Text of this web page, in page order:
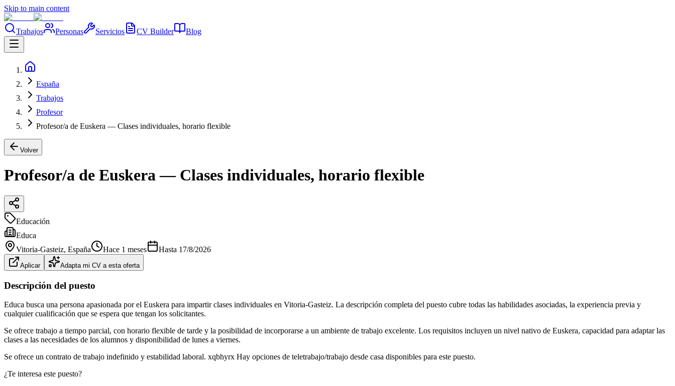
Skip to main content
Trabajos Personas Servicios CV Builder Blog
España
Trabajos
Profesor
Profesor/a de Euskera — Clases individuales, horario flexible
Volver
Profesor/a de Euskera — Clases individuales, horario flexible
Educación
Educa
Vitoria-Gasteiz, España Hace 1 meses Hasta 17/8/2026
Aplicar Adapta mi CV a esta oferta
Descripción del puesto
Educa busca una persona apasionada por el Euskera para impartir clases individuales en Vitoria-Gasteiz. La descripción completa del puesto cubre todas las habilidades asociadas, la experiencia previa y
cualquier cualificación que se espera que tengan los solicitantes.
Se ofrece trabajo a tiempo parcial, con horario flexible de tarde y la posibilidad de incorporarse a un ambiente de trabajo excelente. Los requisitos incluyen un nivel nativo de Euskera, capacidad para adaptar las
clases a las necesidades de los alumnos y disponibilidad de lunes a viernes.
Se ofrece un contrato de trabajo indefinido y estabilidad laboral. xqbhyrx Hay opciones de teletrabajo/trabajo desde casa disponibles para este puesto.
¿Te interesa este puesto?